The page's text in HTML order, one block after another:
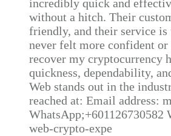
incredibly quick and
without a hitch. Their
friendly, and their service
never felt more confident
recover my cryptocurrency
quickness, dependability,
Web stands out in the
reached at: Email address:
web-crypto-expe